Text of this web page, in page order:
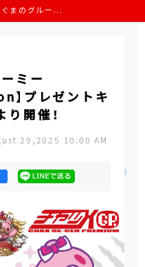
まのグルー...
ミー
プレゼントキ
開催！
10:00 AM